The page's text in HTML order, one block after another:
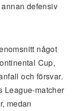
defensiv
något
Cup,
och försvar.
League-matcher
medan